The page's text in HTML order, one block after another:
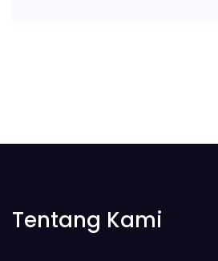
Tentang Kami